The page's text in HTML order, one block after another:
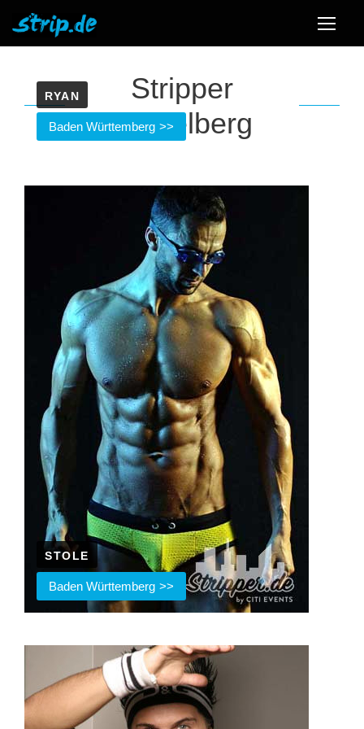
Stripper
Heidelberg
RYAN
Baden Württemberg
STOLE
Baden Württemberg